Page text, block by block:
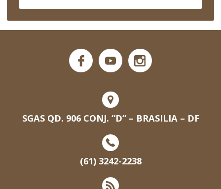
SGAS QD. 906 CONJ. “D” – BRASILIA – DF
(61) 3242-2238